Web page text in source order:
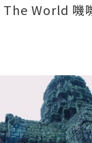
World 嘰